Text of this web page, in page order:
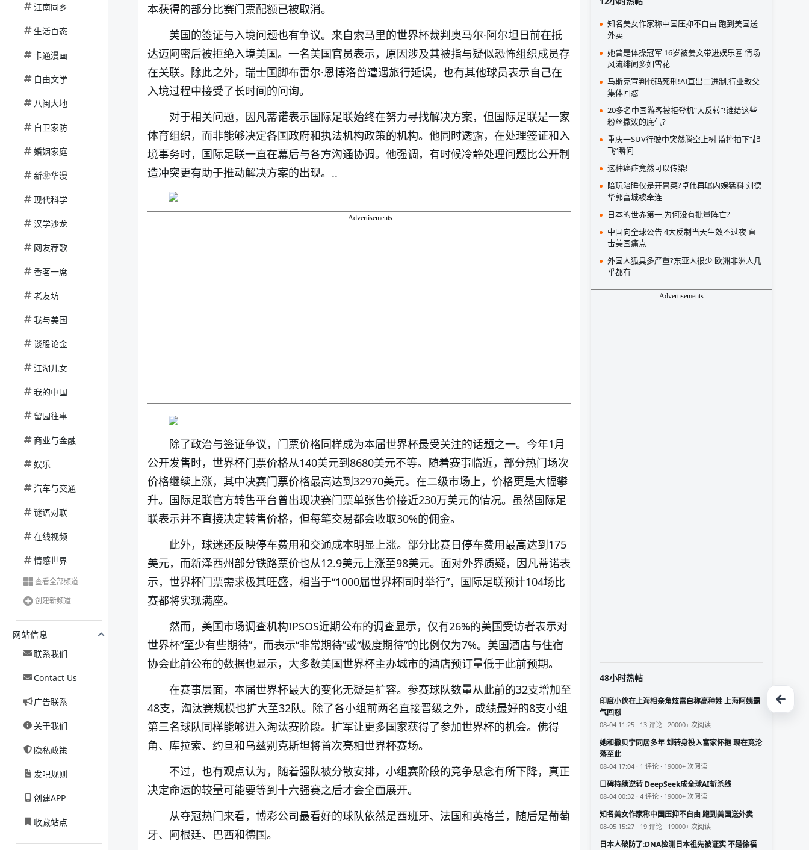
江南同乡
生活百态
卡通漫画
自由文学
八闽大地
自卫家防
婚姻家庭
新❀华漫
现代科学
汉学沙龙
网友荐歌
香茗一席
老友坊
我与美国
谈股论金
江湖儿女
我的中国
留园往事
商业与金融
娱乐
汽车与交通
谜语对联
在线视频
情感世界
查看全部频道
创建新频道
网站信息
联系我们
Contact Us
广告联系
关于我们
隐私政策
发吧规则
创建APP
收藏站点
本获得的部分比赛门票配额已被取消。
美国的签证与入境问题也有争议。来自索马里的世界杯裁判奥马尔·阿尔坦日前在抵
达迈阿密后被拒绝入境美国。一名美国官员表示，原因涉及其被指与疑似恐怖组织成员存
在关联。除此之外，瑞士国脚布雷尔·恩博洛曾遭遇旅行延误，也有其他球员表示自己在
入境过程中接受了长时间的问询。
对于相关问题，因凡蒂诺表示国际足联始终在努力寻找解决方案，但国际足联是一家
体育组织，而非能够决定各国政府和执法机构政策的机构。他同时透露，在处理签证和入
境事务时，国际足联一直在幕后与各方沟通协调。他强调，有时候冷静处理问题比公开制
造冲突更有助于推动解决方案的出现。..
Advertisements
除了政治与签证争议，门票价格同样成为本届世界杯最受关注的话题之一。今年1月
公开发售时，世界杯门票价格从140美元到8680美元不等。随着赛事临近，部分热门场次
价格继续上涨，其中决赛门票价格最高达到32970美元。在二级市场上，价格更是大幅攀
升。国际足联官方转售平台曾出现决赛门票单张售价接近230万美元的情况。虽然国际足
联表示并不直接决定转售价格，但每笔交易都会收取30%的佣金。
此外，球迷还反映停车费用和交通成本明显上涨。部分比赛日停车费用最高达到175
美元，而新泽西州部分铁路票价也从12.9美元上涨至98美元。面对外界质疑，因凡蒂诺表
示，世界杯门票需求极其旺盛，相当于“1000届世界杯同时举行”，国际足联预计104场比
赛都将实现满座。
然而，美国市场调查机构IPSOS近期公布的调查显示，仅有26%的美国受访者表示对
世界杯“至少有些期待”，而表示“非常期待”或“极度期待”的比例仅为7%。美国酒店与住宿
协会此前公布的数据也显示，大多数美国世界杯主办城市的酒店预订量低于此前预期。
在赛事层面，本届世界杯最大的变化无疑是扩容。参赛球队数量从此前的32支增加至
48支，淘汰赛规模也扩大至32队。除了各小组前两名直接晋级之外，成绩最好的8支小组
第三名球队同样能够进入淘汰赛阶段。扩军让更多国家获得了参加世界杯的机会。佛得
角、库拉索、约旦和乌兹别克斯坦将首次亮相世界杯赛场。
不过，也有观点认为，随着强队被分散安排，小组赛阶段的竞争悬念有所下降，真正
决定命运的较量可能要等到十六强赛之后才会全面展开。
从夺冠热门来看，博彩公司最看好的球队依然是西班牙、法国和英格兰，随后是葡萄
牙、阿根廷、巴西和德国。
知名美女作家称中国压抑不自由 跑到美国送
外卖
她曾是体操冠军 16岁被姜文带进娱乐圈 情场
风流绯闻多如雪花
马斯克宣判代码死刑!AI直出二进制,行业教父
集体回怼
20多名中国游客被拒登机“大反转”!谁给这些
粉丝撒泼的底气?
重庆一SUV行驶中突然腾空上树 监控拍下“起
飞”瞬间
这种癌症竟然可以传染!
陪玩陪睡仅是开胃菜?卓伟再曝内娱猛料 刘德
华郭富城被牵连
日本的世界第一,为何没有批量阵亡?
中国向全球公告 4大反制当天生效不过夜 直
击美国痛点
外国人狐臭多严重?东亚人很少 欧洲非洲人几
乎都有
Advertisements
48小时热帖
印度小伙在上海相亲角炫富自称高种姓 上海阿姨霸
气回怼
08-04 11:25 · 13 评论 · 20000+ 次阅读
她和撒贝宁同居多年 却转身投入富家怀抱 现在竟沦
落至此
08-04 17:04 · 1 评论 · 19000+ 次阅读
口碑持续逆转 DeepSeek成全球AI斩杀线
08-04 00:32 · 4 评论 · 19000+ 次阅读
知名美女作家称中国压抑不自由 跑到美国送外卖
08-05 15:27 · 19 评论 · 19000+ 次阅读
日本人破防了:DNA检测日本祖先被证实 不是徐福